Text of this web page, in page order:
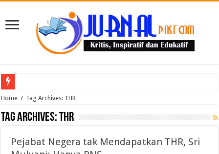
Puluhan Guru Berkumpul di TPN XIII Aceh Utara, Kacabdin Tekankan Cetak
Home / Tag Archives: THR
Tag Archives:THR
Pejabat Negera tak Mendapatkan THR, Sri